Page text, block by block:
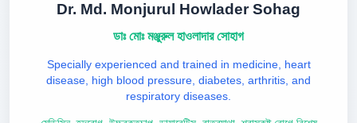
Dr. Md. Monjurul Howlader Sohag
ডাঃ মোঃ মঞ্জুরুল হাওলাদার সোহাগ
Specially experienced and trained in medicine, heart
disease, high blood pressure, diabetes, arthritis, and
respiratory diseases.